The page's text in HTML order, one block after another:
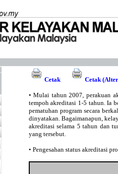
Cetak Cetak
• Mulai tahun 2007, perakuan
tempoh akreditasi 1-5 tahun. Ia
pematuhan program secara
dinyatakan. Bagaimanapun,
akreditasi selama 5 tahun dan
yang tersebut.
• Pengesahan status akreditasi